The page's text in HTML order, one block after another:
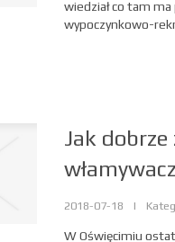
wiedział co tam
wypoczynkowo-
Jak dobrze
2018-07-18 |
W Oświęcimiu